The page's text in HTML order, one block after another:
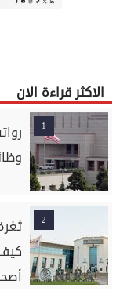
الاكثر قراءة الان
1
2